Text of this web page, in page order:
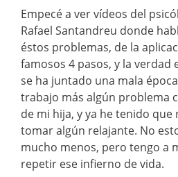
Empecé a ver vídeos del
Rafael Santandreu donde
éstos problemas, de la
famosos 4 pasos, y la verdad
se ha juntado una mala
trabajo más algún problema
de mi hija, y ya he tenido
tomar algún relajante. No
mucho menos, pero tengo a
repetir ese infierno de vida.